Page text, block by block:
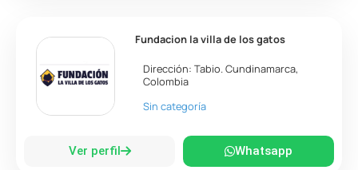
Fundacion la villa de los gatos
Dirección:Tabio.Cundinamarca,
Colombia
Sin categoría
Ver perfil Whatsapp